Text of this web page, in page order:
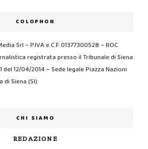
COLOPHON
Srl – P.IVA e C.F. 01377300528 – ROC
registrata presso il Tribunale di Siena
del 12/04/2014 – Sede legale Piazza Nazioni
di Siena (SI)
CHI SIAMO
REDAZIONE